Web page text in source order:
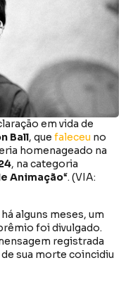
em vida de
Ball, que faleceu no
homenageado na
, na categoria
Animação“. (VIA:
alguns meses, um
foi divulgado.
registrada
sua morte coincidiu